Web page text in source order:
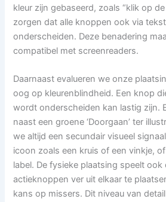
kleur zijn gebaseerd, zoals “klik op
zorgen dat alle knoppen ook via
onderscheiden. Deze benadering
compatibel met screenreaders.
Daarnaast evalueren we onze
oog op kleurenblindheid. Een knop
wordt onderscheiden kan lastig zijn.
naast een groene ‘Doorgaan’ ter
we altijd een secundair visueel
icoon zoals een kruis of een vinkje,
label. De fysieke plaatsing speelt ook
actieknoppen ver uit elkaar te
kans op missers. Dit niveau van